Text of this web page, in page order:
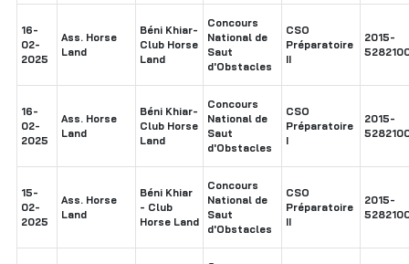
16-
02-
2025
Ass. Horse
Land
Béni Khiar-
Club Horse
Land
Concours
National de
Saut
d'Obstacles
CSO
Préparatoire
II
2015-
16-
02-
2025
Ass. Horse
Land
Béni Khiar-
Club Horse
Land
Concours
National de
Saut
d'Obstacles
CSO
Préparatoire
I
2015-
15-
02-
2025
Ass. Horse
Land
Béni Khiar
- Club
Horse Land
Concours
National de
Saut
d'Obstacles
CSO
Préparatoire
II
2015-